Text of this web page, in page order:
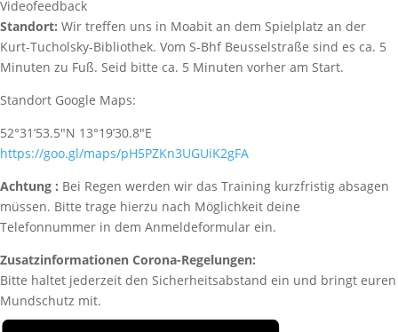
Videofeedback
Standort: Wir treffen uns in Moabit an dem Spielplatz an der
Kurt-Tucholsky-Bibliothek. Vom S-Bhf Beusselstraße sind es ca. 5
Minuten zu Fuß. Seid bitte ca. 5 Minuten vorher am Start.
Standort Google Maps:
52°31’53.5″N 13°19’30.8″E
https://goo.gl/maps/pH5PZKn3UGUiK2gFA
Achtung : Bei Regen werden wir das Training kurzfristig absagen
müssen. Bitte trage hierzu nach Möglichkeit deine
Telefonnummer in dem Anmeldeformular ein.
Zusatzinformationen Corona-Regelungen:
Bitte haltet jederzeit den Sicherheitsabstand ein und bringt euren
Mundschutz mit.